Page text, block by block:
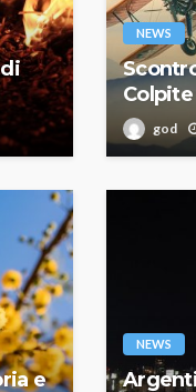
NEWS
god
e
NEWS